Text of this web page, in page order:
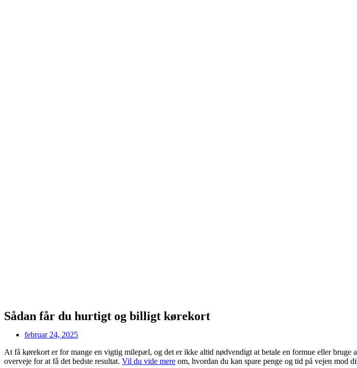
Sådan får du hurtigt og billigt kørekort
februar 24, 2025
At få kørekort er for mange en vigtig milepæl, og det er ikke altid nødvendigt at betale en formue eller
overveje for at få det bedste resultat. Vil du vide mere om, hvordan du kan spare penge og tid på vejen mod